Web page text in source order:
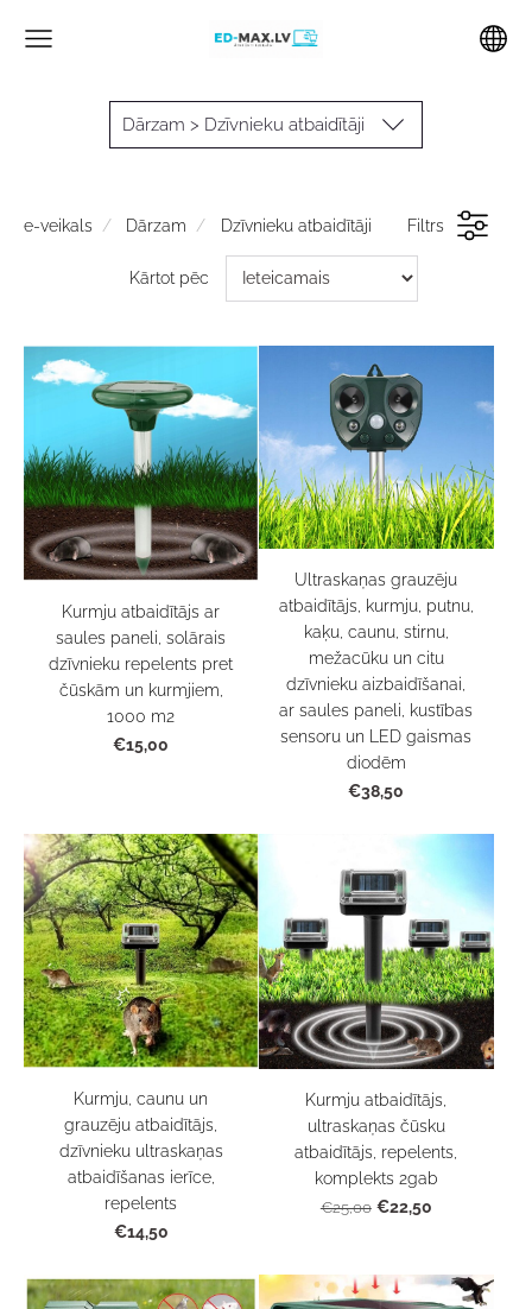
Dārzam > Dzīvnieku atbaidītāji
e-veikals Dārzam Dzīvnieku atbaidītāji Filtrs
Kārtot pēc
Kurmju atbaidītājs ar
saules paneli, solārais
dzīvnieku repelents pret
čūskām un kurmjiem,
1000 m2
€15,00
Ultraskaņas grauzēju
atbaidītājs, kurmju, putnu,
kaķu, caunu, stirnu,
mežacūku un citu
dzīvnieku aizbaidīšanai,
ar saules paneli, kustības
sensoru un LED gaismas
diodēm
€38,50
Kurmju, caunu un
grauzēju atbaidītājs,
dzīvnieku ultraskaņas
atbaidīšanas ierīce,
repelents
€14,50
Kurmju atbaidītājs,
ultraskaņas čūsku
atbaidītājs, repelents,
komplekts 2gab
€25,00 €22,50